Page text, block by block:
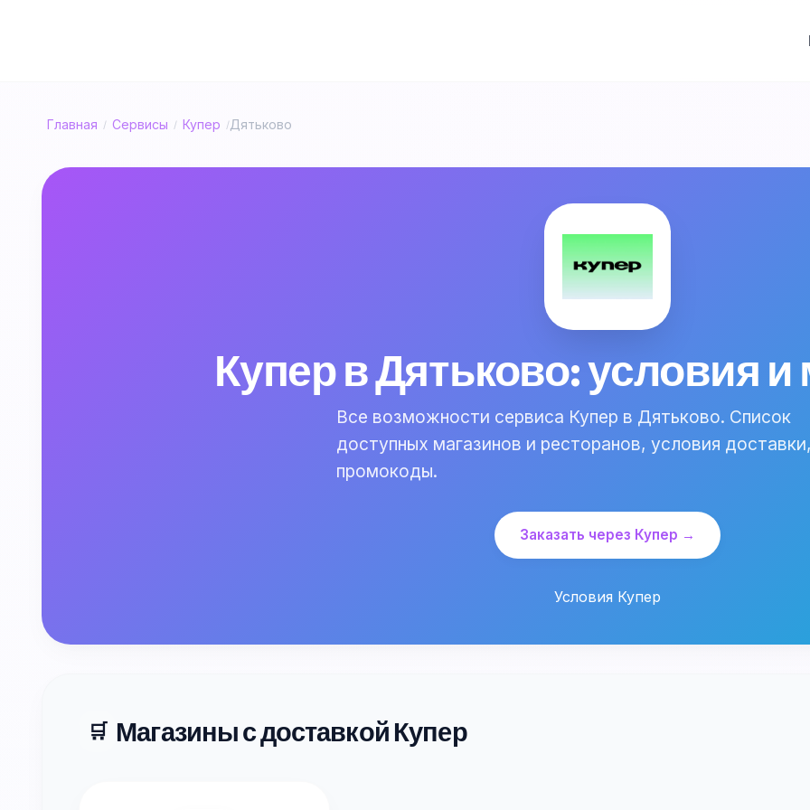
Главная / Сервисы / Купер / Дятьково
Купер в Дятьково: условия
Все возможности сервиса Купер в Дятьково. Список
доступных магазинов и ресторанов, условия
промокоды.
Заказать через Купер →
Условия Купер
🛒 Магазины с доставкой Купер